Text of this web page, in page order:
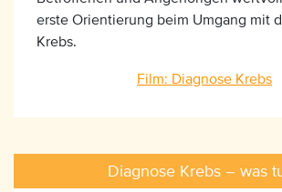
erste Orientierung beim Umgang mit
Krebs.
Film: Diagnose Krebs
Diagnose Krebs – was